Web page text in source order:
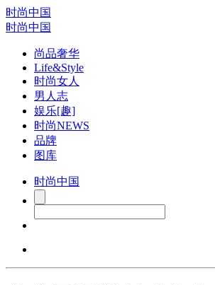
时尚中国
时尚中国
尚品奢华
Life&Style
时尚女人
男人志
娱乐[趣]
时尚NEWS
品牌
图库
时尚中国